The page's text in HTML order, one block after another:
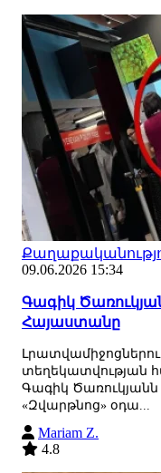
09.06.2026 15:34
Գագիկ
Հայաստանը
տեղեկատվության
Գագիկ Ծառուկյանն
«Զվարթնոց» օդա...
Mariam Z.
4.8